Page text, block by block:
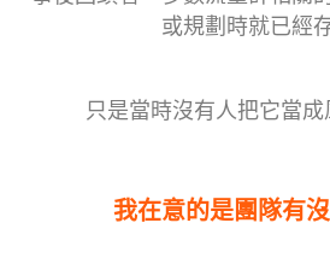
或規劃時就已經
只是當時沒有人把它當成
我在意的是團隊有